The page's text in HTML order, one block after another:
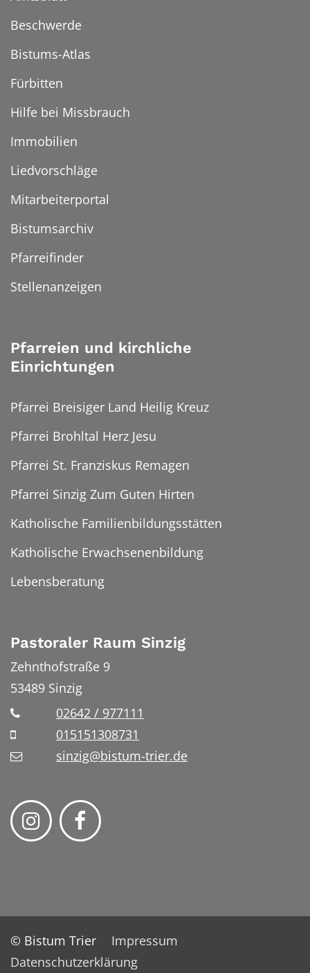
Beschwerde
Bistums-Atlas
Fürbitten
Hilfe bei Missbrauch
Immobilien
Liedvorschläge
Mitarbeiterportal
Bistumsarchiv
Pfarreifinder
Stellenanzeigen
Pfarreien und kirchliche
Einrichtungen
Pfarrei Breisiger Land Heilig Kreuz
Pfarrei Brohltal Herz Jesu
Pfarrei St. Franziskus Remagen
Pfarrei Sinzig Zum Guten Hirten
Katholische Familienbildungsstätten
Katholische Erwachsenenbildung
Lebensberatung
Pastoraler Raum Sinzig
Zehnthofstraße 9
53489 Sinzig
02642 / 977111
015151308731
sinzig@bistum-trier.de
© Bistum Trier
Impressum
Datenschutzerklärung